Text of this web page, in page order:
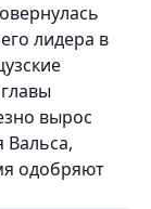
лидера в
вырос
одобряют